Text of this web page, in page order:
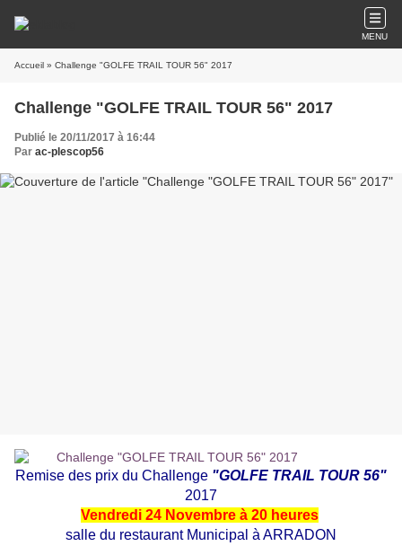
MENU
Accueil » Challenge "GOLFE TRAIL TOUR 56" 2017
Challenge "GOLFE TRAIL TOUR 56" 2017
Publié le 20/11/2017 à 16:44
Par ac-plescop56
Remise des prix du Challenge "GOLFE TRAIL TOUR 56"
2017
Vendredi 24 Novembre à 20 heures
salle du restaurant Municipal à ARRADON